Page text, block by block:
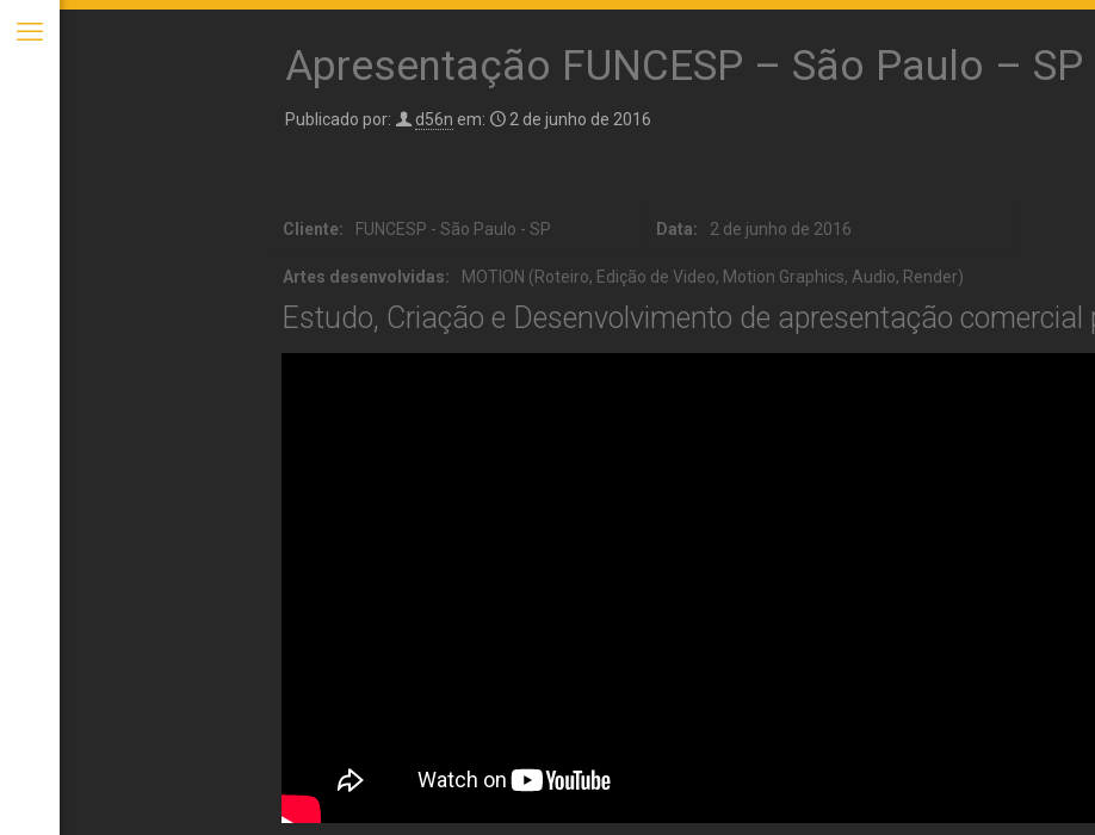
Apresentação FUNCESP – São Paulo – SP
Publicado por: d56n em: 2 de junho de 2016
Cliente: FUNCESP - São Paulo - SP Data: 2 de junho de 2016
Artes desenvolvidas: MOTION (Roteiro, Edição de Video, Motion Graphics, Audio, Render)
Estudo, Criação e Desenvolvimento de apresentação